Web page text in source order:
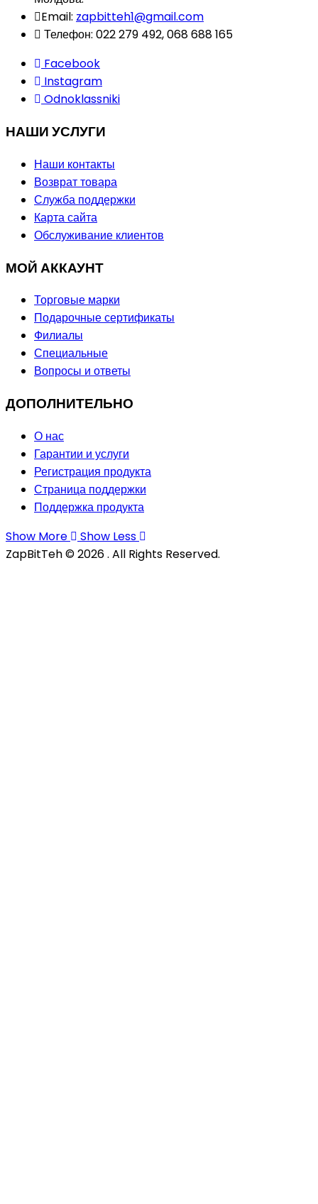
Email: zapbitteh1@gmail.com
Телефон: 022 279 492, 068 688 165
Facebook
Instagram
Odnoklassniki
НАШИ УСЛУГИ
Наши контакты
Возврат товара
Служба поддержки
Карта сайта
Обслуживание клиентов
МОЙ АККАУНТ
Торговые марки
Подарочные сертификаты
Филиалы
Специальные
Вопросы и ответы
ДОПОЛНИТЕЛЬНО
О нас
Гарантии и услуги
Регистрация продукта
Страница поддержки
Поддержка продукта
Show More
Show Less
ZapBitTeh © 2026 . All Rights Reserved.